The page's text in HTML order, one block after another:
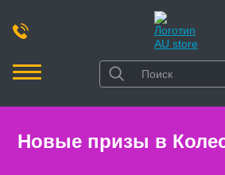
Новые призы в